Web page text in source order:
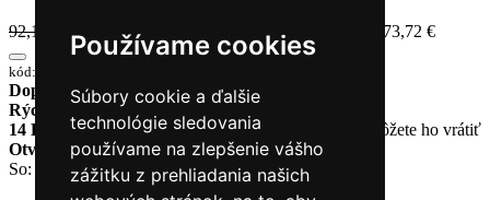
Používame cookies
Súbory cookie a ďalšie
technológie sledovania
používame na zlepšenie vášho
zážitku z prehliadania našich
92,15 € 73,72 €Najnižšia cena za posledných 30 dní: 73,72 €
kód:71510_5891
Doprava zadarmo pri objednávke nad 230€
Rýchle dodanieTovar Vám odošleme do 24 hodín
14 Dní na vrátenie tovaruAk Vám tovar nesadne, môžete ho vrátiť
Otvorené celý týždeň Po - pia: 8:30 - 16:30
So: 9:00 - 12:00